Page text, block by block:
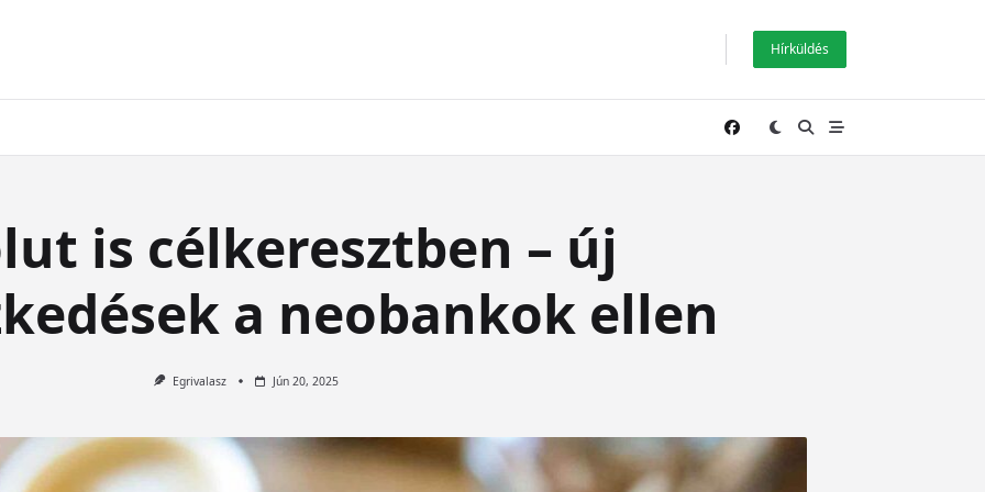
Hírküldés
is célkeresztben – új
a neobankok ellen
Egrivalasz Jún 20, 2025